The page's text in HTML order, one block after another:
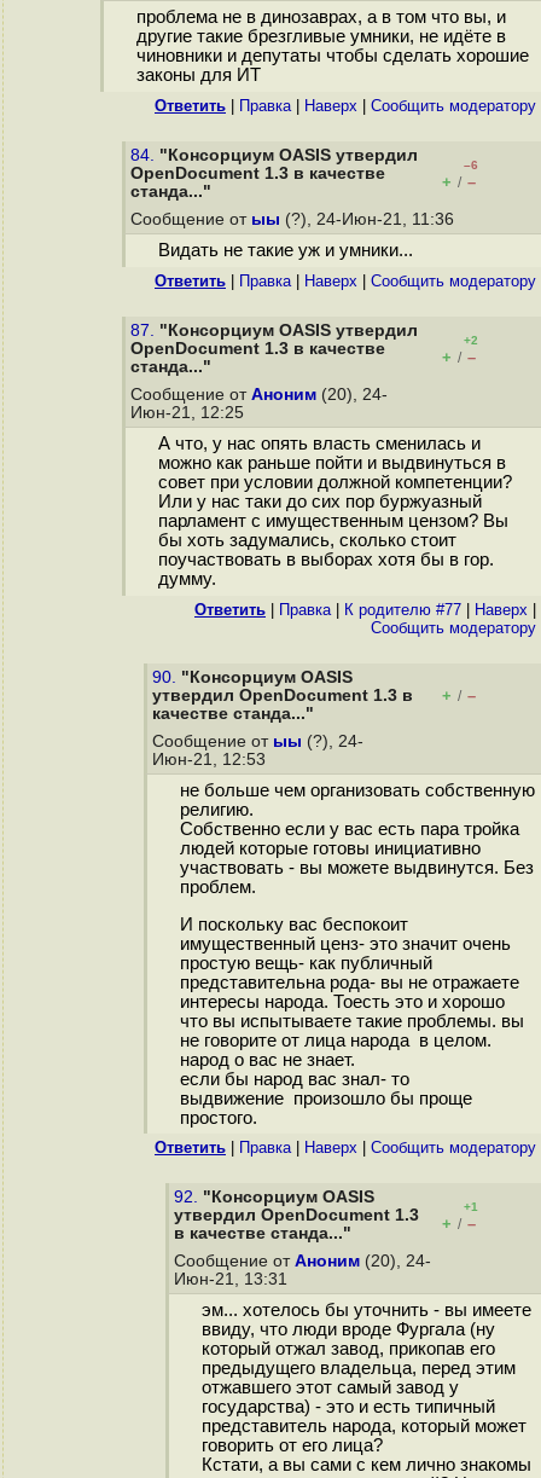
проблема не в динозаврах, а в том что вы, и
другие такие брезгливые умники, не идёте в
чиновники и депутаты чтобы сделать хорошие
законы для ИТ
Ответить Правка| Наверх Cообщить модератору
84. "Консорциум OASIS утвердил
OpenDocument 1.3 в качестве
станда..."
–6
+ / –
Сообщение от ыы (?), 24-Июн-21, 11:36
Видать не такие уж и умники...
Ответить Правка| Наверх Cообщить модератору
87. "Консорциум OASIS утвердил
OpenDocument 1.3 в качестве
станда..."
+2
+ / –
Сообщение от Аноним (20), 24-
Июн-21, 12:25
А что, у нас опять власть сменилась и
можно как раньше пойти и выдвинуться в
совет при условии должной компетенции?
Или у нас таки до сих пор буржуазный
парламент с имущественным цензом? Вы
бы хоть задумались, сколько стоит
поучаствовать в выборах хотя бы в гор.
думму.
Ответить Правка| К родителю #77 Наверх
Cообщить модератору
90. "Консорциум OASIS
утвердил OpenDocument 1.3 в
качестве станда..."
+ / –
Сообщение от ыы (?), 24-
Июн-21, 12:53
не больше чем организовать собственную
религию.
Собственно если у вас есть пара тройка
людей которые готовы инициативно
участвовать - вы можете выдвинутся. Без
проблем.
И поскольку вас беспокоит
имущественный ценз- это значит очень
простую вещь- как публичный
представительна рода- вы не отражаете
интересы народа. Тоесть это и хорошо
что вы испытываете такие проблемы. вы
не говорите от лица народа в целом.
народ о вас не знает.
если бы народ вас знал- то
выдвижение произошло бы проще
простого.
Ответить Правка| Наверх Cообщить модератору
92. "Консорциум OASIS
утвердил OpenDocument 1.3
в качестве станда..."
+1
+ / –
Сообщение от Аноним (20), 24-
Июн-21, 13:31
эм... хотелось бы уточнить - вы имеете
ввиду, что люди вроде Фургала (ну
который отжал завод, прикопав его
предыдущего владельца, перед этим
отжавшего этот самый завод у
государства) - это и есть типичный
представитель народа, который может
говорить от его лица?
Кстати, а вы сами с кем лично знакомы